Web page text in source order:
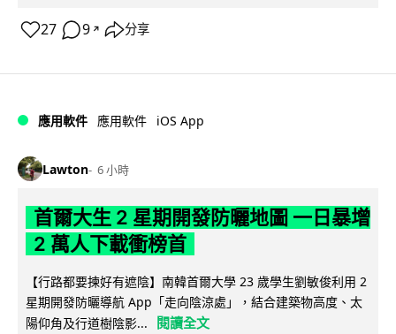
27 9 ↗ 分享
應用軟件 應用軟件 iOS App
Lawton 6 小時
首爾大生 2 星期開發防曬地圖 一日暴增
2 萬人下載衝榜首
【行路都要揀好有遮陰】南韓首爾大學 23 歲學生劉敏俊利用 2
星期開發防曬導航 App「走向陰涼處」，結合建築物高度、太
陽仰角及行道樹陰影...
閱讀全文